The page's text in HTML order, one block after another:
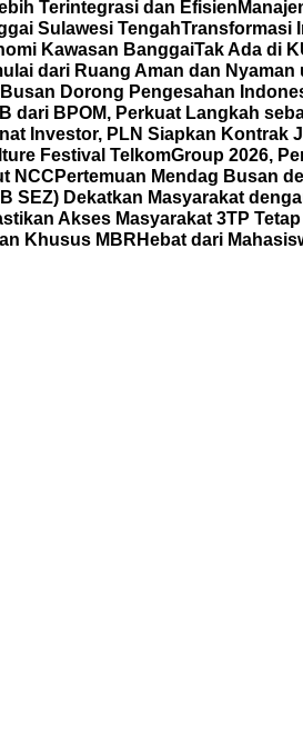
Terintegrasi dan Efisien
Sulawesi TengahTransformasi
Kawasan BanggaiTak Ada di
dari Ruang Aman dan Nyaman
Dorong Pengesahan
dari BPOM, Perkuat Langkah
Investor, PLN Siapkan Kontrak
Festival TelkomGroup 2026,
NCC Pertemuan Mendag Busan
SEZ) Dekatkan Masyarakat
Akses Masyarakat 3TP
Khusus MBR Hebat dari